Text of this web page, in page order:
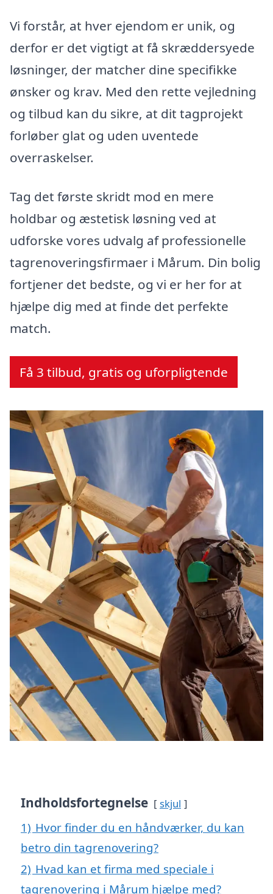
Vi forstår, at hver ejendom er unik, og
derfor er det vigtigt at få skræddersyede
løsninger, der matcher dine specifikke
ønsker og krav. Med den rette vejledning
og tilbud kan du sikre, at dit tagprojekt
forløber glat og uden uventede
overraskelser.
Tag det første skridt mod en mere
holdbar og æstetisk løsning ved at
udforske vores udvalg af professionelle
tagrenoveringsfirmaer i Mårum. Din bolig
fortjener det bedste, og vi er her for at
hjælpe dig med at finde det perfekte
match.
Få 3 tilbud, gratis og uforpligtende
Indholdsfortegnelse skjul
1) Hvor finder du en håndværker, du kan
betro din tagrenovering?
2) Hvad kan et firma med speciale i
tagrenovering i Mårum hjælpe med?